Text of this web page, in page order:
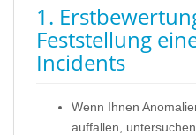
1.
Feststellung
Incidents
Wenn Ihnen
auffallen,